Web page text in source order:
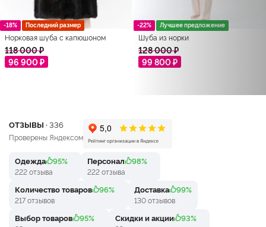
-18% Последний размер
Норковая шуба с капюшоном
118 000 ₽
96 900 ₽
-22% Лучшее предложение
Шуба из норки
128 000 ₽
99 800 ₽
ОТЗЫВЫ · 336
Проверены Яндексом
Одежда 95%
222 отзыва
Персонал 98%
222 отзыва
Количество товаров 96%
217 отзывов
Доставка 99%
130 отзывов
Выбор товаров 95% Скидки и акции 93%